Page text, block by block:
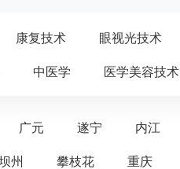
康复技术 眼视光技术
中医学 医学美容技术
广元 遂宁 内江
州 攀枝花 重庆